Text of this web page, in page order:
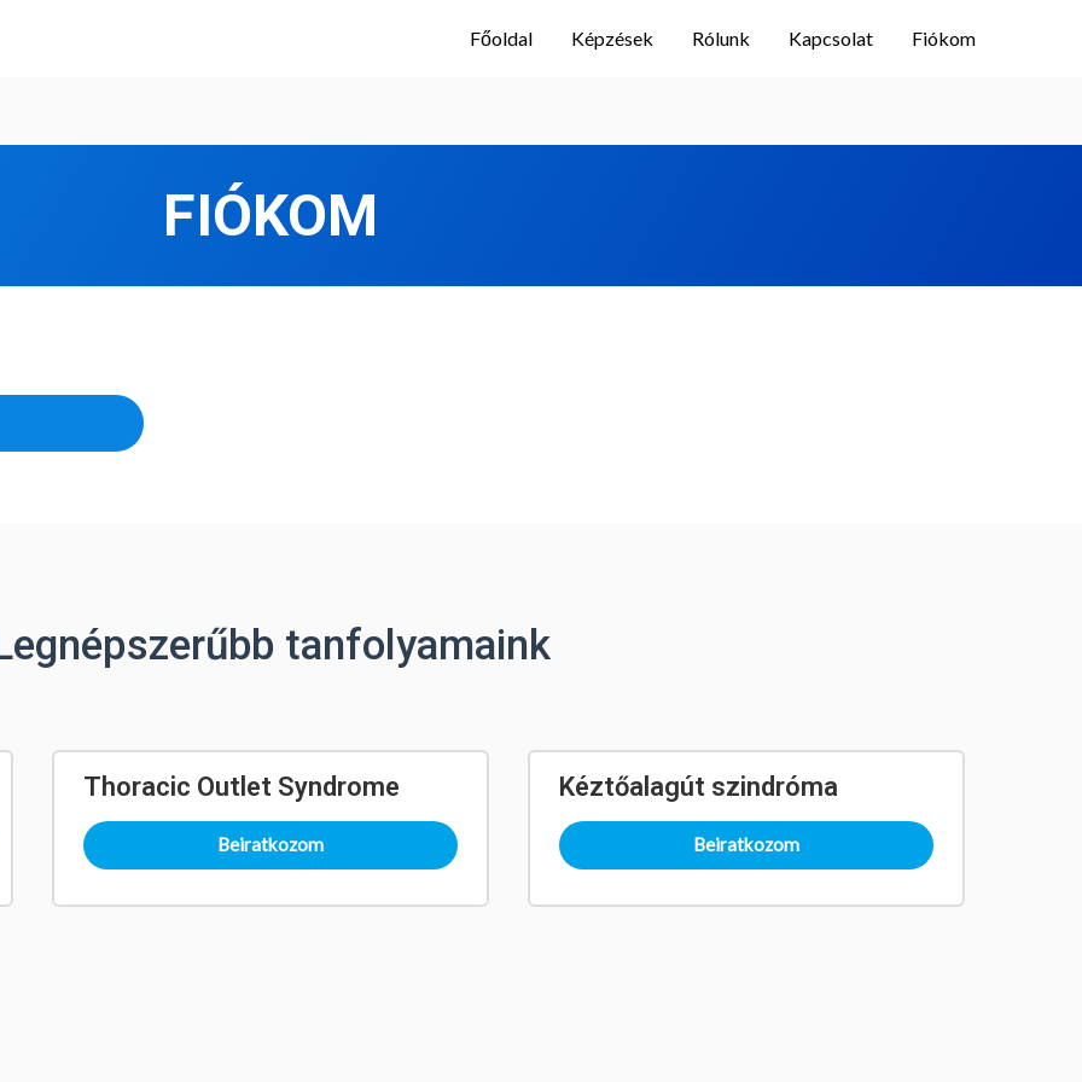
Főoldal Képzések Rólunk Kapcsolat Fiókom
FIÓKOM
tanfolyamaink
Thoracic Outlet Syndrome
Beiratkozom
Kéztőalagút szindróma
Beiratkozom